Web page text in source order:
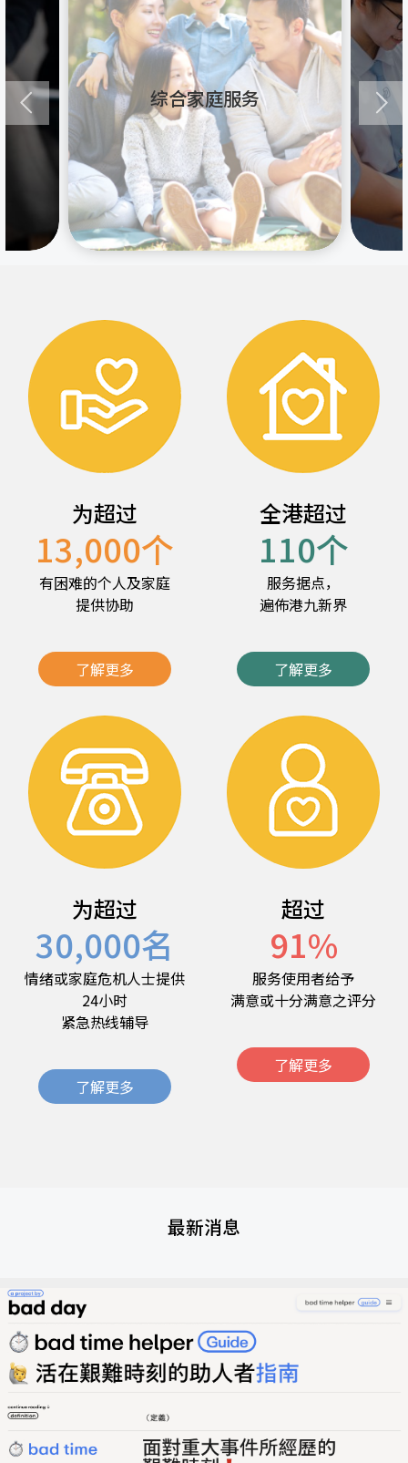
综合家庭服务
为超过
13,000个
有困难的个人及家庭
提供协助
了解更多
全港超过
110个
服务据点，
遍佈港九新界
了解更多
为超过
30,000名
情绪或家庭危机人士提供
24小时
紧急热线辅导
了解更多
超过
91%
服务使用者给予
满意或十分满意之评分
了解更多
最新消息